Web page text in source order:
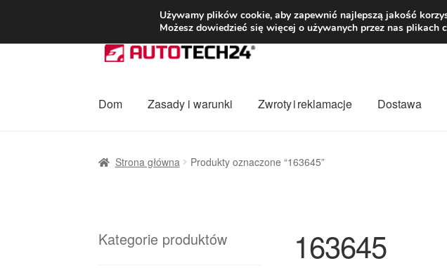
DOSTAWA od 31 zł
Przejdź
do
Przejdź
do
Dom Zasady i warunki Zwroty i reklamacje Dostawa
Strona główna Produkty oznaczone “163645”
163645
Kategorie produktów
Używamy plików cookie, aby zapewnić najlepszą jakość
Możesz dowiedzieć się więcej o używanych przez nas plikach